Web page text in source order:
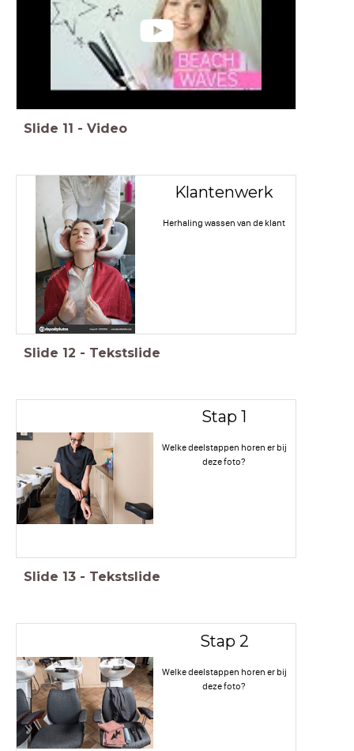
Slide 11 - Video
Klantenwerk
Herhaling wassen van de klant
Slide 12 - Tekstslide
Stap 1
Welke deelstappen horen er bij
deze foto?
Slide 13 - Tekstslide
Stap 2
Welke deelstappen horen er bij
deze foto?